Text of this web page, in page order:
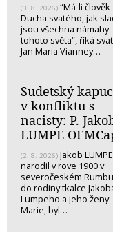
(3. 8. 2026) “Má-li člověk
Ducha svatého, jak
jsou všechna námahy
tohoto světa“, říká
Jan Maria Vianney…
Sudetský
v konfliktu s
nacisty: P.
LUMPE
(2. 8. 2026) Jakob
narodil v rove 1900 v
severočeském
do rodiny tkalce
Lumpeho a jeho ženy
Marie, byl…